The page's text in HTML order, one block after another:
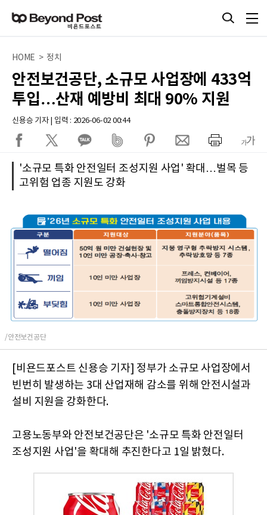
HOME > 정치
안전보건공단, 소규모 사업장에 433억
투입…산재 예방비 최대 90% 지원
신용승 기자 | 입력 : 2026-06-02 00:44
'소규모 특화 안전일터 조성지원 사업' 확대…벌목 등
고위험 업종 지원도 강화
/안전보건공단
[비욘드포스트 신용승 기자] 정부가 소규모 사업장에서
빈번히 발생하는 3대 산업재해 감소를 위해 안전시설과
설비 지원을 강화한다.
고용노동부와 안전보건공단은 '소규모 특화 안전일터
조성지원 사업'을 확대해 추진한다고 1일 밝혔다.